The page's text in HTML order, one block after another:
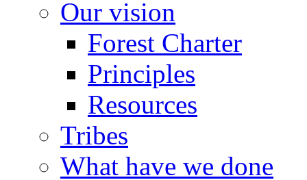
Our vision
Forest Charter
Principles
Resources
Tribes
What have we done